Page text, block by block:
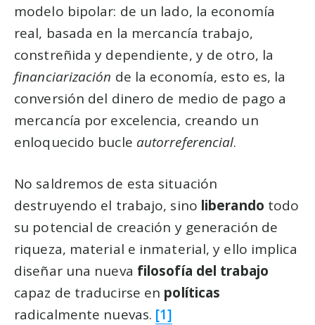
modelo bipolar: de un lado, la economía
real, basada en la mercancía trabajo,
constreñida y dependiente, y de otro, la
financiarización de la economía, esto es, la
conversión del dinero de medio de pago a
mercancía por excelencia, creando un
enloquecido bucle autorreferencial.
No saldremos de esta situación
destruyendo el trabajo, sino liberando todo
su potencial de creación y generación de
riqueza, material e inmaterial, y ello implica
diseñar una nueva filosofía del trabajo
capaz de traducirse en políticas
radicalmente nuevas. [1]